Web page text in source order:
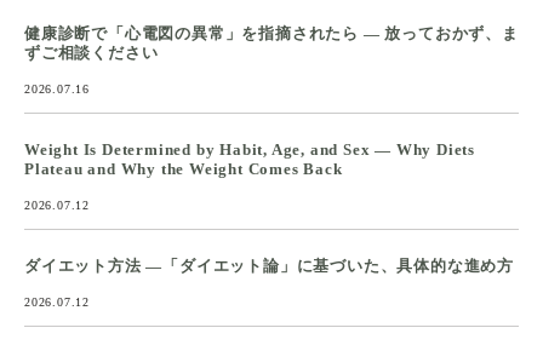
健康診断で「心電図の異常」を指摘されたら ― 放っておかず、ま
ずご相談ください
2026.07.16
Weight Is Determined by Habit, Age, and Sex — Why Diets
Plateau and Why the Weight Comes Back
2026.07.12
ダイエット方法 ―「ダイエット論」に基づいた、具体的な進め方
2026.07.12